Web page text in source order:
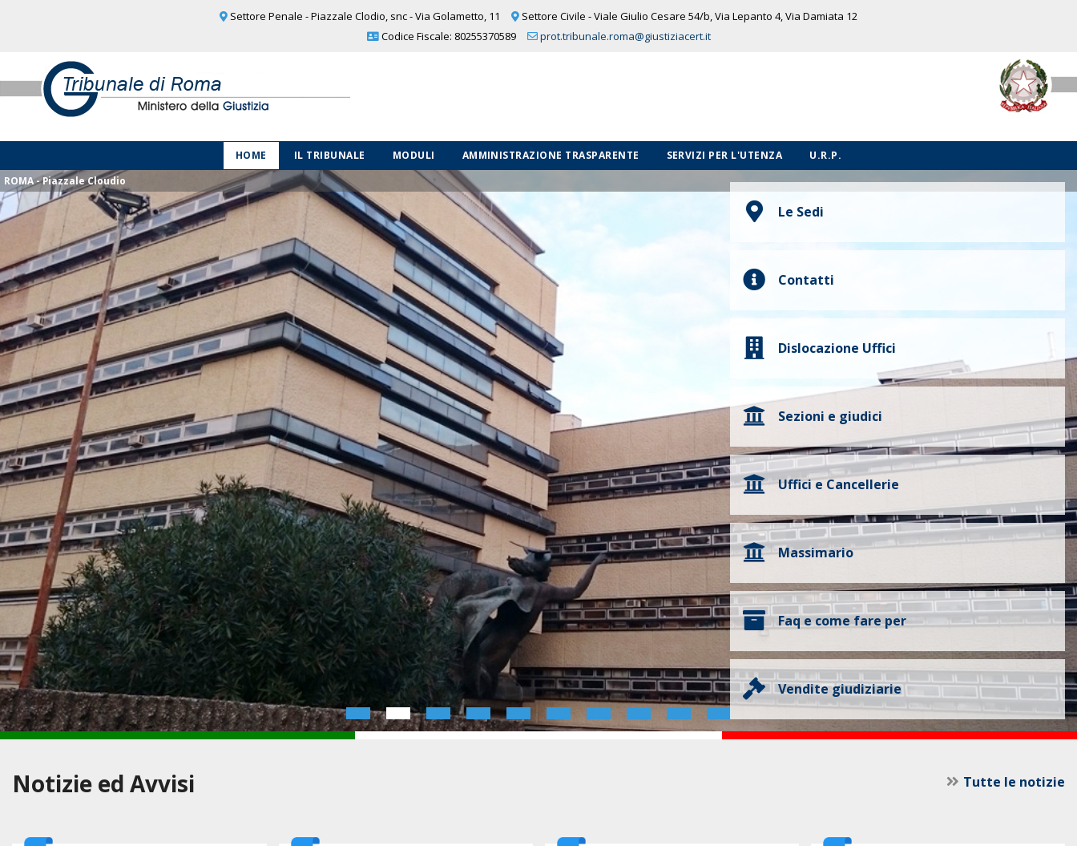
Settore Penale - Piazzale Clodio, snc - Via Golametto, 11
Settore Civile - Viale Giulio Cesare 54/b, Via Lepanto 4, Via Damiata 12
Codice Fiscale: 80255370589
prot.tribunale.roma@giustiziacert.it
HOME IL TRIBUNALE MODULI AMMINISTRAZIONE TRASPARENTE SERVIZI PER L'UTENZA U.R.P.
ROMA - Piazzale Cloudio
Le Sedi
Contatti
Dislocazione Uffici
Sezioni e giudici
Uffici e Cancellerie
Massimario
Faq e come fare per
Vendite giudiziarie
Notizie ed Avvisi Tutte le notizie